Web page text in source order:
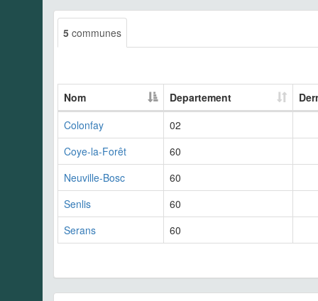
5 communes
Nom Departement
Colonfay
02
Coye-la-Forêt
60
Neuville-Bosc
60
Senlis
60
Serans
60